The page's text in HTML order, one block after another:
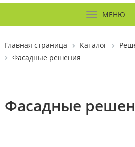
МЕНЮ
Главная страница Каталог
Фасадные решения
Фасадные